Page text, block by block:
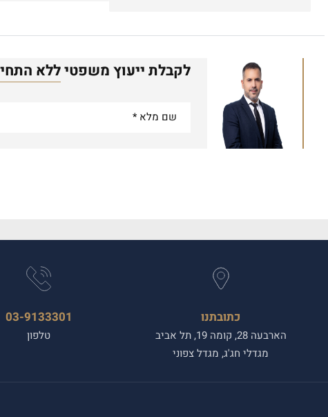
לקבלת ייעוץ משפטיללא
כתובתנו
הארבעה 28, קומה 19, תל אביב
מגדלי חג'ג, מגדל צפוני
03-9133301
טלפון